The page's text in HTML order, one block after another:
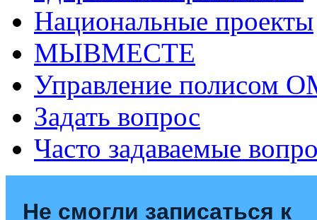
Национальные проекты
МЫВМЕСТЕ
Управление полисом
Задать вопрос
Часто задаваемые
Не смогли записаться к